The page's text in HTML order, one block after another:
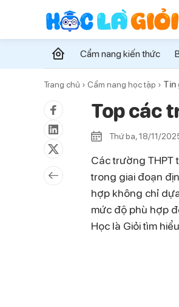
Cẩm nang kiến thức
Trang chủ › Cẩm nang học tập › Tin
Top các
Thứ ba, 18/11/
Các trường THPT
trong giai đoạn
hợp không chỉ
mức độ phù hợp
Học là Giỏi tìm